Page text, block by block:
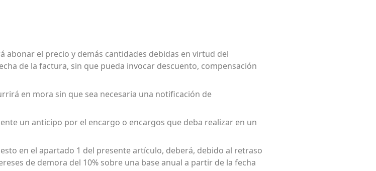
abonar el precio y demás cantidades debidas en virtud del
de la factura, sin que pueda invocar descuento, compensación
en mora sin que sea necesaria una notificación de
un anticipo por el encargo o encargos que deba realizar en un
en el apartado 1 del presente artículo, deberá, debido al retraso
de demora del 10% sobre una base anual a partir de la fecha